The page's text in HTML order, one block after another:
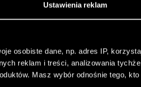
Ustawienia reklam
osobiste dane, np. adres IP,
reklam i treści, analizowania
Masz wybór odnośnie tego,